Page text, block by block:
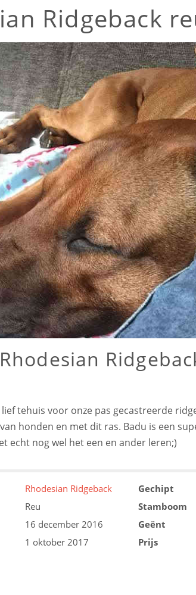
Ridgeback
lief tehuis voor onze pas gecastreerde
honden en met dit ras. Badu is een
echt nog wel het een en ander leren;)
Rhodesian Ridgeback
Reu
16 december 2016
1 oktober 2017
Gechipt
Stamboom
Geënt
Prijs